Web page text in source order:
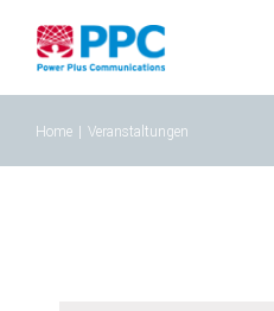
content
Home Veranstaltungen